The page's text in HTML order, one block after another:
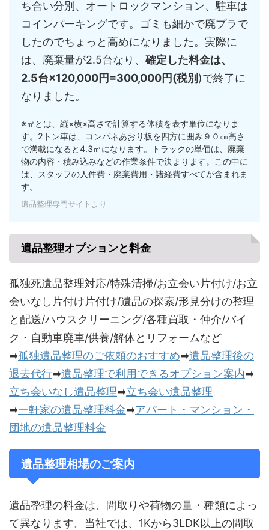
ち合い分別、オートロックマンション、駐車は
コインパーキングです。ゴミも細かで廃プラで
したのでちょっと高めになりました。実際に
は、廃棄量が2.5台なり、確定した料金は、
2.5台×120,000円=300,000円(税別 )で終了に
なりました。
※㎥とは、縦×横×高さで計算する体積を表す単位になりま
す。2トン車は、コンパネあおり板を四方に囲み９０㎝高さ
で満載になると4.3㎥になります。トラックの単価は、廃棄
物の内容・積み込みなどの作業条件で決まります。この中に
は、スタッフの人件費・廃棄費用・諸経費すべてが含まれま
す。
遺品整理専門サイトより
遺品整理オプションと料金
孤独死遺品整理対応/特殊清掃/お立会い片付け/お立
会いなし片付け片付け/遺品の探索/形見分けの整理
と配送/ハウスクリーニング/各種買取・仲介/バイ
ク・自動車廃車/供養/解体とリフォームなど
➡孤独遺品整理のご依頼のおすすめ➡遺品整理後の
退去代行➡遺品整理で利用できるオプション案内➡
立ち会いなし遺品整理➡立ち会い遺品整理
➡一軒家の遺品整理料金➡アパート・マンション・
団地の遺品整理料金
遺品整理相場のご案内
遺品整理の料金は、間取りや荷物の量・種類によっ
て異なります。当社では、1Kから3LDK以上の間取